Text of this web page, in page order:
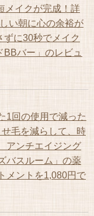
イクが完成！詳
い朝に心の余裕が
ずに30秒でメイク
バー」のレビュ
1回の使用で減った
毛を減らして、時
アンチエイジング
バスルーム」の薬
メントを1,080円で